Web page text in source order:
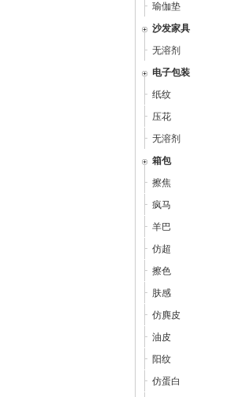
瑜伽垫
沙发家具
无溶剂
电子包装
纸纹
压花
无溶剂
箱包
擦焦
疯马
羊巴
仿超
擦色
肤感
仿麂皮
油皮
阳纹
仿蛋白